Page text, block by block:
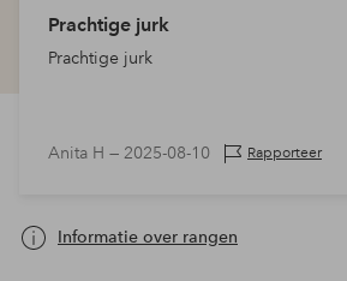
Prachtige jurk
Prachtige jurk
Anita H — 2025-08-10 Rapporteer
Informatie over rangen